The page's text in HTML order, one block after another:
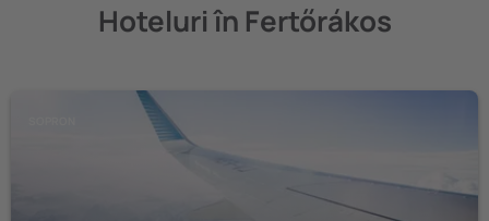
Hoteluri în Fertőrákos